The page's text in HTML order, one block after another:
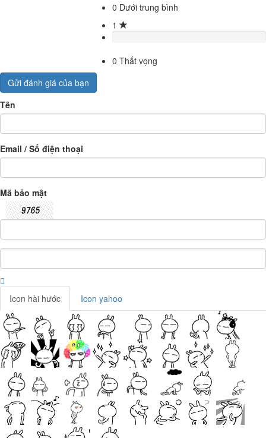
0 Dưới trung bình
1
0 Thất vọng
Gửi đánh giá của bạn
Tên
Email / Số điện thoại
Mã bảo mật
Icon hài hước Icon yahoo